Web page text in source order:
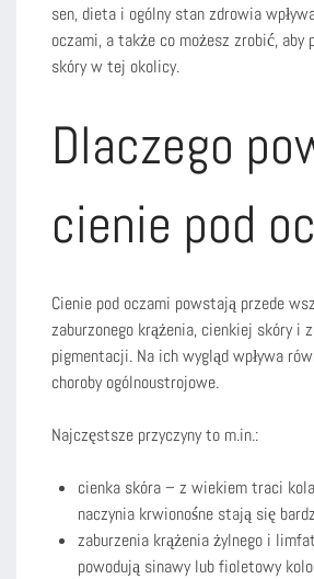
sen, dieta i ogólny stan zdrowia
oczami, a także co możesz zrobić, aby
skóry w tej okolicy.
Dlaczego
cienie pod
Cienie pod oczami powstają przede
zaburzonego krążenia, cienkiej skóry i
pigmentacji. Na ich wygląd wpływa
choroby ogólnoustrojowe.
Najczęstsze przyczyny to m.in.:
cienka skóra – z wiekiem traci
naczynia krwionośne stają się
zaburzenia krążenia żylnego i
powodują sinawy lub fioletowy